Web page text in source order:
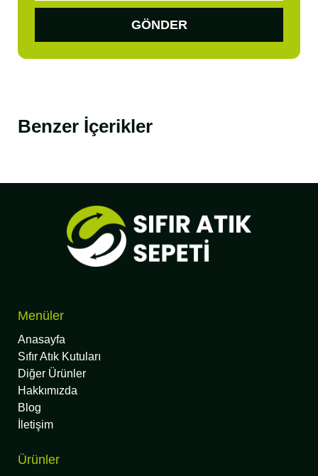
GÖNDER
Benzer İçerikler
Menüler
Anasayfa
Sıfır Atık Kutuları
Diğer Ürünler
Hakkımızda
Blog
İletişim
Ürünler